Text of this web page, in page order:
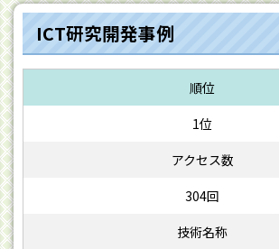
ICT研究開発事例
1位
304回